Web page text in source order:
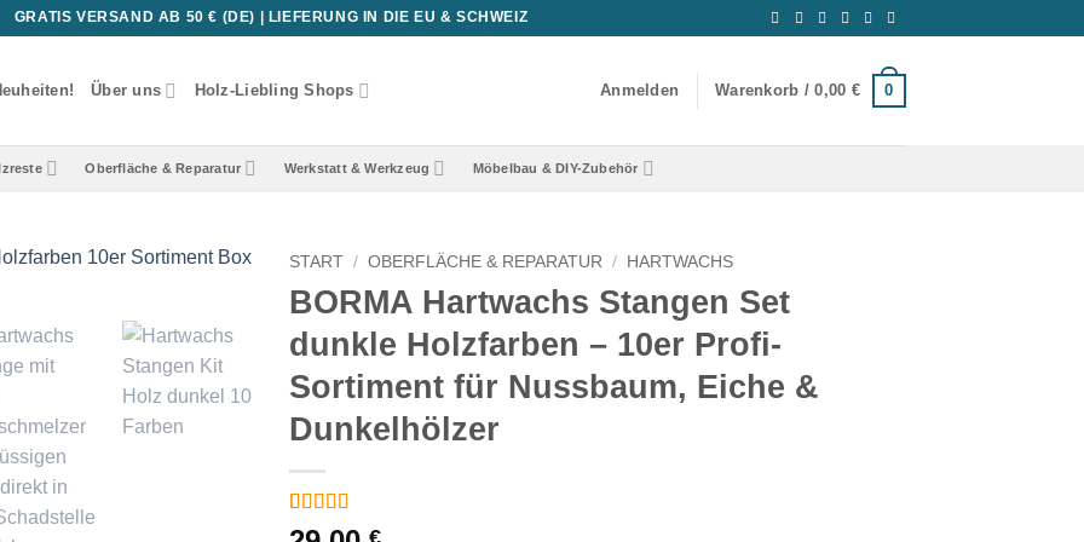
GRATIS VERSAND AB 50 € (DE) | LIEFERUNG IN DIE EU & SCHWEIZ
Über uns Holz-Liebling Shops Anmelden Warenkorb /0,00 € 0
Oberfläche & Reparatur Werkstatt & Werkzeug Möbelbau & DIY-Zubehör
START / OBERFLÄCHE & REPARATUR / HARTWACHS
BORMA Hartwachs Stangen Set
dunkle Holzfarben – 10er Profi-
Sortiment für Nussbaum, Eiche &
Dunkelhölzer
Bewertet
1 €